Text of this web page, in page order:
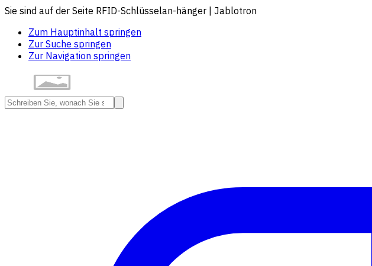
Sie sind auf der Seite RFID-Schlüsselan-hänger | Jablotron
Zum Hauptinhalt springen
Zur Suche springen
Zur Navigation springen